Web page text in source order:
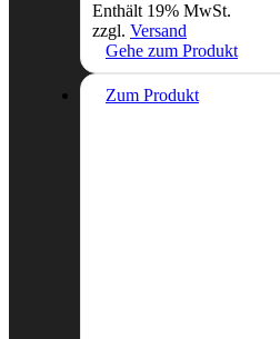
Enthält 19% MwSt.
zzgl. Versand
Gehe zum Produkt
Zum Produkt